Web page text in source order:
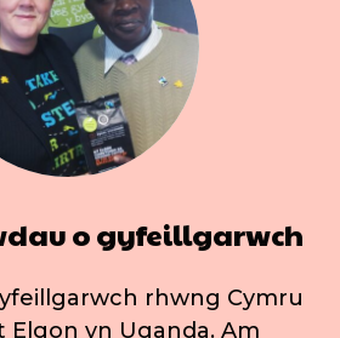
o gyfeillgarwch
rhwng Cymru
Elgon yn Uganda. Am